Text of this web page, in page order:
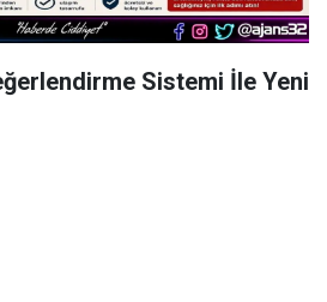
Sistemi İle Yeni